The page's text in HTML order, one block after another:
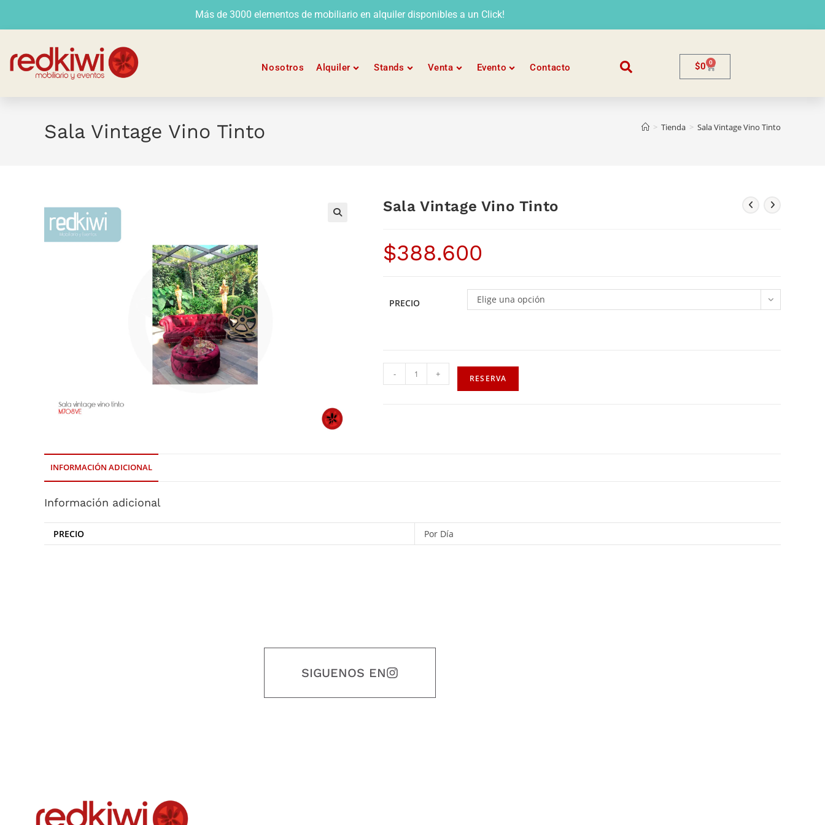
Más de 3000 elementos de mobiliario en alquiler disponibles a un Click!
Nosotros Alquiler Stands Venta Evento Contacto $0 0
Sala Vintage Vino Tinto > Tienda > Sala Vintage Vino Tinto
Sala Vintage Vino Tinto
$388.600
PRECIO Elige una opción
- + RESERVA
INFORMACIÓN ADICIONAL
Información adicional
PRECIO Por Día
SIGUENOS EN